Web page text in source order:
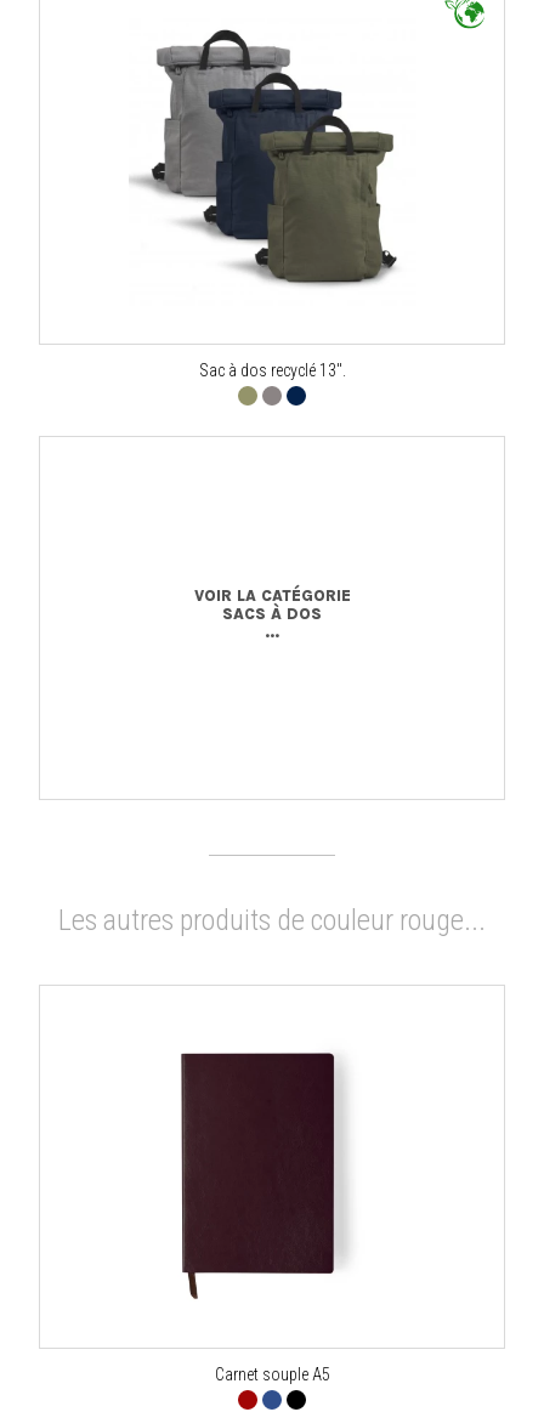
Sac à dos recyclé 13".
VOIR LA CATÉGORIE
SACS À DOS
...
Les autres produits de couleur rouge...
Carnet souple A5